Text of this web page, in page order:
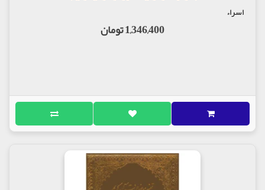
اسراء
1,346,400 تومان